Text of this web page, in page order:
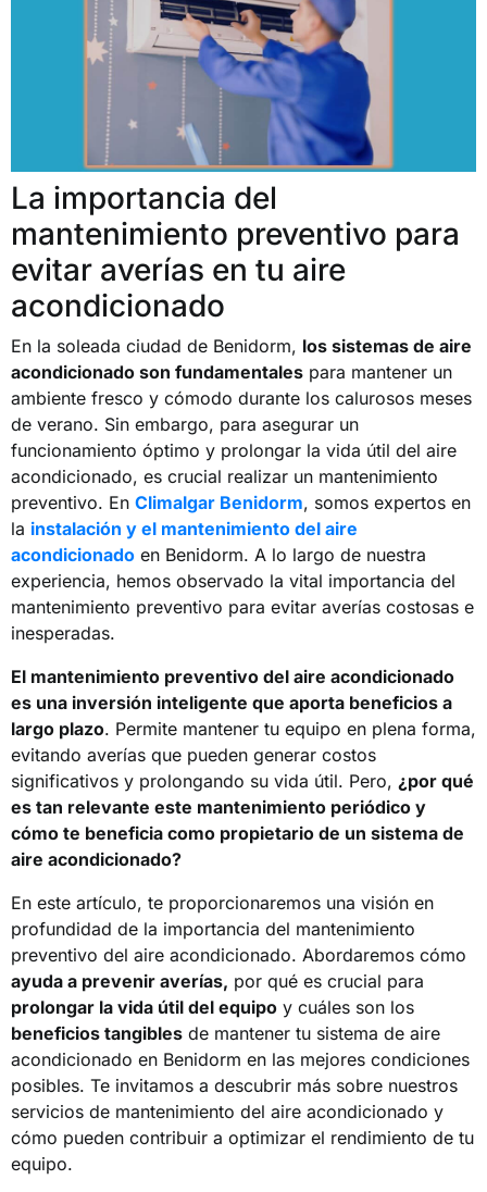
La importancia del
mantenimiento preventivo para
evitar averías en tu aire
acondicionado
En la soleada ciudad de Benidorm, los sistemas de aire
acondicionado son fundamentales para mantener un
ambiente fresco y cómodo durante los calurosos meses
de verano. Sin embargo, para asegurar un
funcionamiento óptimo y prolongar la vida útil del aire
acondicionado, es crucial realizar un mantenimiento
preventivo. En Climalgar Benidorm, somos expertos en
la instalación y el mantenimiento del aire
acondicionado en Benidorm. A lo largo de nuestra
experiencia, hemos observado la vital importancia del
mantenimiento preventivo para evitar averías costosas e
inesperadas.
El mantenimiento preventivo del aire acondicionado
es una inversión inteligente que aporta beneficios a
largo plazo. Permite mantener tu equipo en plena forma,
evitando averías que pueden generar costos
significativos y prolongando su vida útil. Pero, ¿por qué
es tan relevante este mantenimiento periódico y
cómo te beneficia como propietario de un sistema de
aire acondicionado?
En este artículo, te proporcionaremos una visión en
profundidad de la importancia del mantenimiento
preventivo del aire acondicionado. Abordaremos cómo
ayuda a prevenir averías, por qué es crucial para
prolongar la vida útil del equipo y cuáles son los
beneficios tangibles de mantener tu sistema de aire
acondicionado en Benidorm en las mejores condiciones
posibles. Te invitamos a descubrir más sobre nuestros
servicios de mantenimiento del aire acondicionado y
cómo pueden contribuir a optimizar el rendimiento de tu
equipo.